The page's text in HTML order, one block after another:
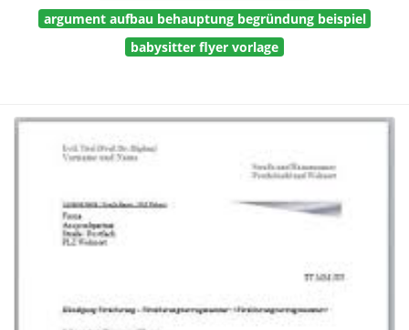
argument aufbau behauptung begründung beispiel
babysitter flyer vorlage